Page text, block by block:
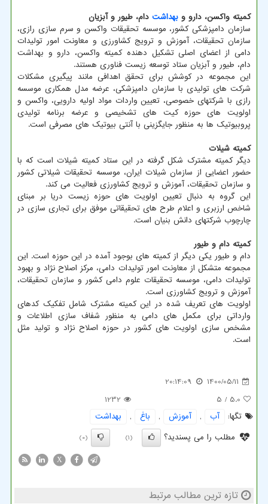
کمیته واکسن، دارو و بهداشت دام، طیور و آبزیان
سازمان دامپزشکی کشور، موسسه تحقیقات واکسن و سرم سازی رازی،
سازمان تحقیقات، آموزش و ترویج کشاورزی و معاونت امور تولیدات
دامی از اعضای اصلی تشکیل دهنده کمیته واکسن، دارو و بهداشت
دام، طیور و آبزیان ستاد توسعه زیست فناوری هستند.
این مجموعه در کوشش برای تحقق اهدافی مانند پیگیری مشکلات
شرکت ‏های تولیدی با سازمان دامپزشکی، عرضه مدل همکاری موسسه
رازی با شرکتهای خصوصی، تعیین واردات مواد اولیه دارویی، واکسن و
اولویت‏ های حوزه کیت‏ های تشخیصی و عرضه برنامه تولیدی
پروبیوتیک‏ ها به منظور جایگزینی با آنتی بیوتیک‏ های مصرفی است.
کمیته شیلات
دیگر کمیته مشترک شکل گرفته در این ستاد کمیته شیلات است که با
حضور اعضایی از سازمان شیلات ایران، موسسه تحقیقات شیلاتی کشور
و سازمان تحقیقات، آموزش و ترویج کشاورزی فعالیت می کند.
این گروه به دنبال تعیین اولویت‏ های حوزه زیست دریا بر مبنای
شاخص ارزبری و اعلام طرح‏ های تحقیقاتی موفق برای تجاری سازی در
چارچوب شرکتهای دانش بنیان است.
کمیته دام و طیور
دام و طیور یکی دیگر از کمیته های بوجود آمده در این حوزه است. این
مجموعه متشکل از معاونت امور تولیدات دامی، مرکز اصلاح نژاد و بهبود
تولیدات دامی، موسسه تحقیقات علوم دامی کشور و سازمان تحقیقات،
آموزش و ترویج کشاورزی است.
اولویت های تعریف شده در این کمیته مشترک شامل تفکیک کدهای
وارداتی برای مکمل های دامی به منظور شفاف سازی اطلاعات و
مشخص سازی اولویت‏ های کشور در حوزه اصلاح نژاد و تولید مثل
است.
1400/05/11
20:14:09
5.0
/ 5
1232
تگها:
آب , آموزش , باغ ,
بهداشت
مطلب را می پسندید؟
(1)
(0)
X
تازه ترین مطالب مرتبط